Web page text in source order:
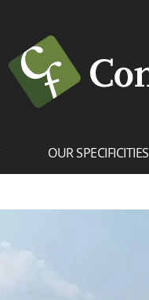
OUR SPECIFICITIES